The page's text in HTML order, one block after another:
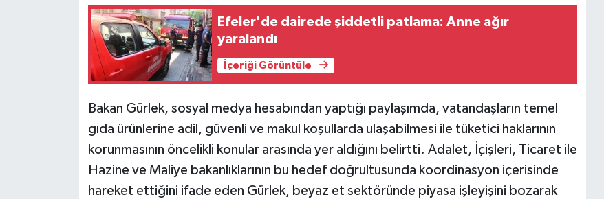
Efeler'de dairede şiddetli patlama: Anne ağır
yaralandı
İçeriği Görüntüle
Bakan Gürlek, sosyal medya hesabından yaptığı paylaşımda, vatandaşların temel
gıda ürünlerine adil, güvenli ve makul koşullarda ulaşabilmesi ile tüketici haklarının
korunmasının öncelikli konular arasında yer aldığını belirtti. Adalet, İçişleri, Ticaret ile
Hazine ve Maliye bakanlıklarının bu hedef doğrultusunda koordinasyon içerisinde
hareket ettiğini ifade eden Gürlek, beyaz et sektöründe piyasa işleyişini bozarak
Yaşam-Çevre